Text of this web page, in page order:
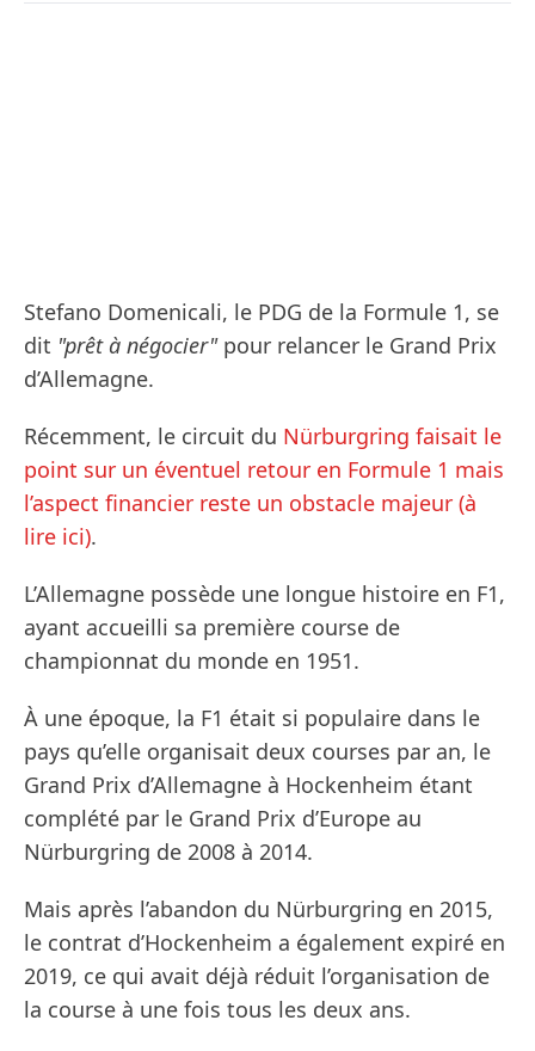
Stefano Domenicali, le PDG de la Formule 1, se
dit "prêt à négocier"pour relancer le Grand Prix
d’Allemagne.
Récemment, le circuit du Nürburgring faisait le
point sur un éventuel retour en Formule 1 mais
l’aspect financier reste un obstacle majeur (à
lire ici).
L’Allemagne possède une longue histoire en F1,
ayant accueilli sa première course de
championnat du monde en 1951.
À une époque, la F1 était si populaire dans le
pays qu’elle organisait deux courses par an, le
Grand Prix d’Allemagne à Hockenheim étant
complété par le Grand Prix d’Europe au
Nürburgring de 2008 à 2014.
Mais après l’abandon du Nürburgring en 2015,
le contrat d’Hockenheim a également expiré en
2019, ce qui avait déjà réduit l’organisation de
la course à une fois tous les deux ans.